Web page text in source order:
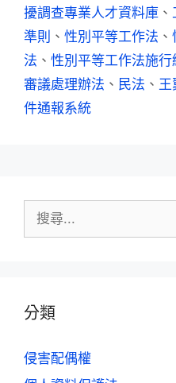
擾調查專業人才資料庫 、
準則 、 性別平等工作法 、
法 、 性別平等工作法施行
審議處理辦法 、 民法 、 王
件通報系統
分類
侵害配偶權